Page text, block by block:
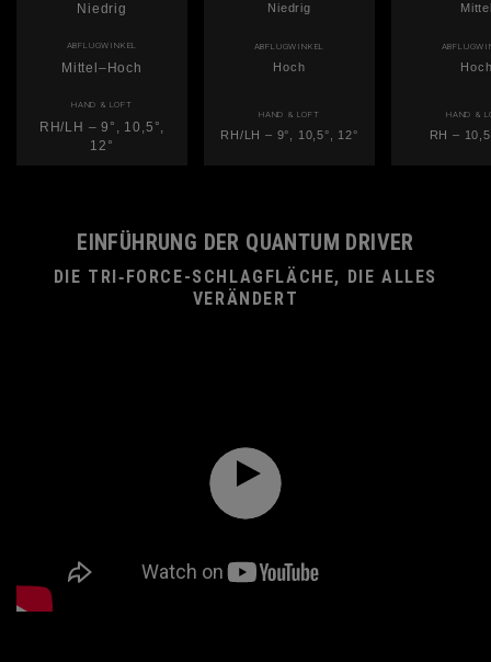
Niedrig Niedrig
ABFLUGWINKEL
Mittel–Hoch
ABFLUGWINKEL
Hoch
HAND & LOFT
RH/LH – 9°, 10,5°,
12°
HAND & LOFT
RH/LH – 9°, 10,5°, 12°
HAND &
RH –
EINFÜHRUNG DER QUANTUM DRIVER
DIE TRI‑FORCE-SCHLAGFLÄCHE, DIE ALLES
VERÄNDERT